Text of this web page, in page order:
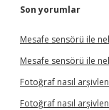
Son yorumlar
Mesafe sensörü ile
Mesafe sensörü ile
Fotoğraf nasıl
Fotoğraf nasıl